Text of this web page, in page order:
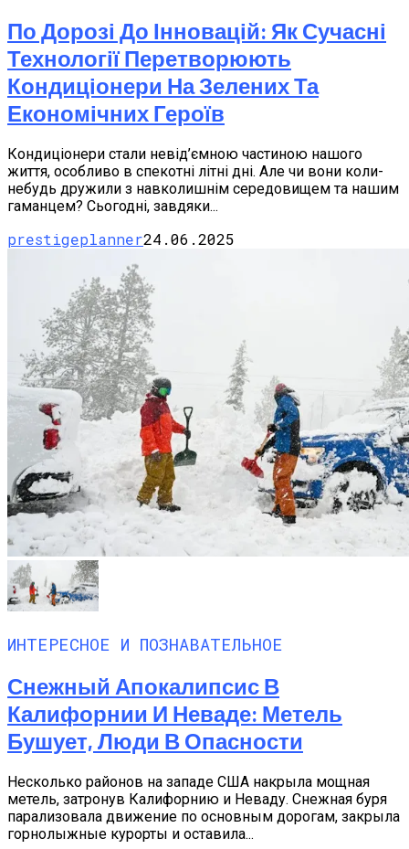
По Дорозі До Інновацій: Як Сучасні
Технології Перетворюють
Кондиціонери На Зелених Та
Економічних Героїв
Кондиціонери стали невід’ємною частиною нашого
життя, особливо в спекотні літні дні. Але чи вони коли-
небудь дружили з навколишнім середовищем та нашим
гаманцем? Сьогодні, завдяки...
prestigeplanner24.06.2025
ИНТЕРЕСНОЕ И ПОЗНАВАТЕЛЬНОЕ
Снежный Апокалипсис В
Калифорнии И Неваде: Метель
Бушует, Люди В Опасности
Несколько районов на западе США накрыла мощная
метель, затронув Калифорнию и Неваду. Снежная буря
парализовала движение по основным дорогам, закрыла
горнолыжные курорты и оставила...